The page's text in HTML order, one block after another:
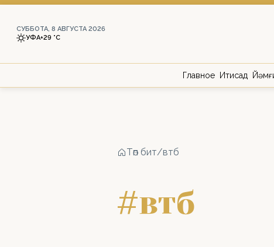
СУББОТА, 8 АВГУСТА 2026
УФА+29 °С
Главное Иҡтисад
Төп бит/втб
#втб